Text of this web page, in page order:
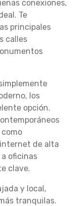
conexiones,
Te
principales
calles
los
opción.
de alta
oficinas
clave.
y local,
tranquilas.